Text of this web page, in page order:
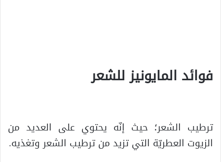
فوائد المايونيز للشعر
ترطيب الشعر؛ حيث إنّه يحتوي على العديد من
الزيوت العطريّة التي تزيد من ترطيب الشعر وتغذيه.